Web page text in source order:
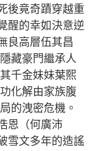
後竟奇蹟穿越重
醒的幸如決意逆
良高層伍其昌
藏豪門繼承人
千金妹妹葉熙
化解由家族腹
的洩密危機。
恩（何廣沛
雪文多年的造謠